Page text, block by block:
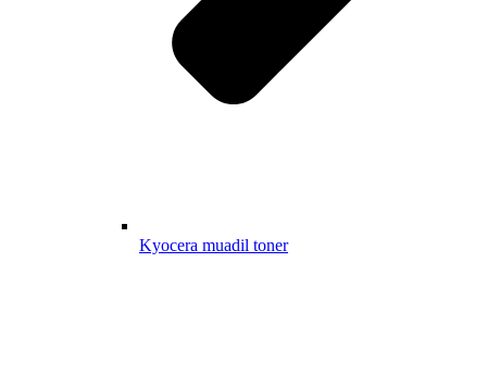
Kyocera muadil toner